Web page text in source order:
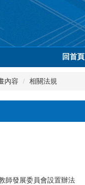
回首頁
內容 相關法規
師發展委員會設置辦法